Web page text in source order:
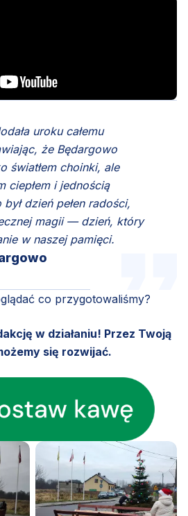
uroku całemu
że Będargowo
światłem choinki, ale
ciepłem i jednością
dzień pełen radości,
magii — dzień, który
w naszej pamięci.
co przygotowaliśmy?
w działaniu! Przez Twoją
się rozwijać.